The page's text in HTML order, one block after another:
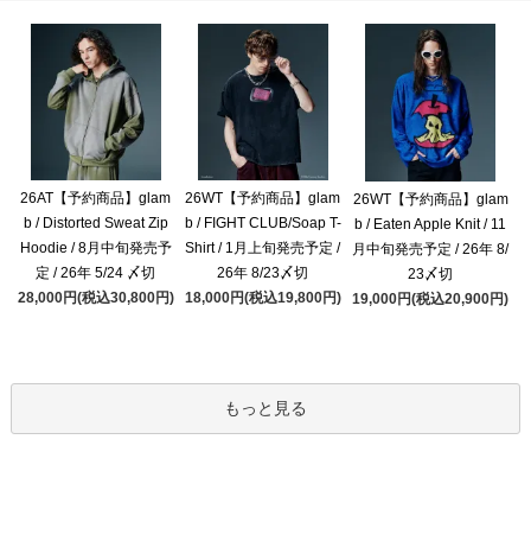
26AT【予約商品】glam
b / Distorted Sweat Zip
Hoodie / 8月中旬発売予
定 / 26年 5/24 〆切
28,000円(税込30,800円)
26WT【予約商品】glam
b / FIGHT CLUB/Soap T-
Shirt / 1月上旬発売予定 /
26年 8/23〆切
18,000円(税込19,800円)
26WT【予約商品】glam
b / Eaten Apple Knit / 11
月中旬発売予定 / 26年 8/
23〆切
19,000円(税込20,900円)
もっと見る